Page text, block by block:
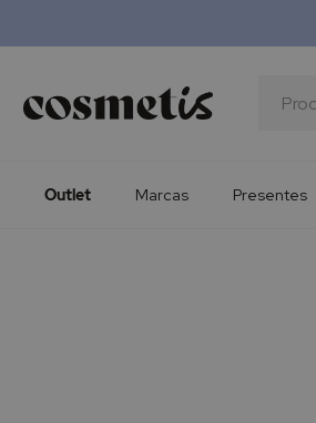
Procura
Presentes
Minoxicapil
Outlet Marcas Presentes